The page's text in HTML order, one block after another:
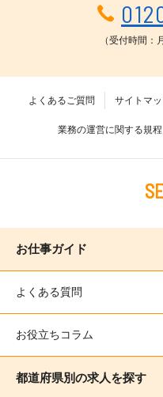
（受付時間：
よくあるご質問 サイトマ
業務の運営に関する規程
お仕事ガイド
よくある質問
お役立ちコラム
都道府県別の求人を探す